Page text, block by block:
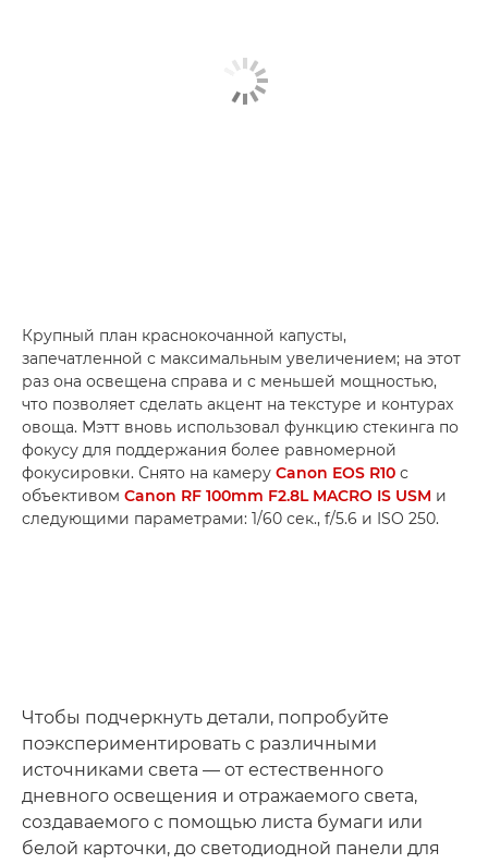
Крупный план краснокочанной капусты,
запечатленной с максимальным увеличением; на этот
раз она освещена справа и с меньшей мощностью,
что позволяет сделать акцент на текстуре и контурах
овоща. Мэтт вновь использовал функцию стекинга по
фокусу для поддержания более равномерной
фокусировки. Снято на камеру Canon EOS R10 с
объективом Canon RF 100mm F2.8L MACRO IS USM и
следующими параметрами: 1/60 сек., f/5.6 и ISO 250.
Чтобы подчеркнуть детали, попробуйте
поэкспериментировать с различными
источниками света — от естественного
дневного освещения и отражаемого света,
создаваемого с помощью листа бумаги или
белой карточки, до светодиодной панели для